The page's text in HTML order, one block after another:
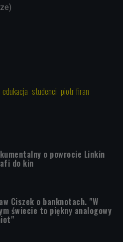
edukacja studenci piotr firan
o powrocie Linkin
do kin
Ciszek o banknotach. "W
świecie to piękny analogowy